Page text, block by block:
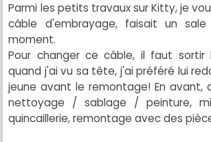
Parmi les petits travaux sur Kitty, je
câble d'embrayage, faisait un
moment.
Pour changer ce câble, il faut sortir
quand j'ai vu sa tête, j'ai préféré lui
jeune avant le remontage! En avant,
nettoyage / sablage / peinture,
quincaillerie, remontage avec des